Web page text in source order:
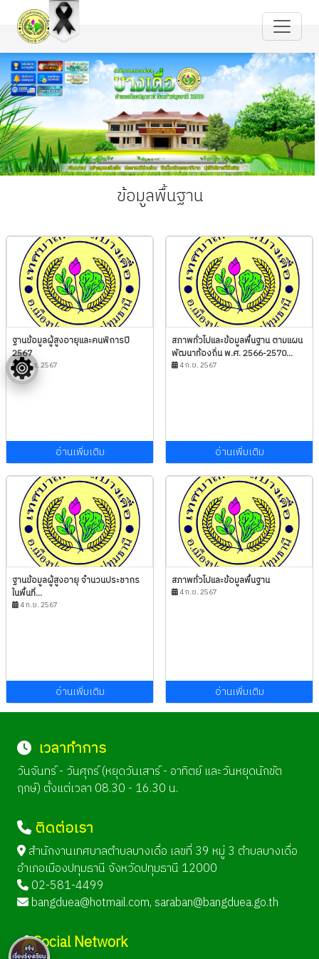
ข้อมูลพื้นฐาน
ฐานข้อมูลผู้สูงอายุและคนพิการปี
2567
4 ก.ย. 2567
อ่านเพิ่มเติม
สภาพทั่วไปและข้อมูลพื้นฐาน ตามแผน
พัฒนาท้องถิ่น พ.ศ. 2566-2570...
4 ก.ย. 2567
อ่านเพิ่มเติม
ฐานข้อมูลผู้สูงอายุ จำนวนประชากร
ในพื้นที่...
4 ก.ย. 2567
อ่านเพิ่มเติม
สภาพทั่วไปและข้อมูลพื้นฐาน
4 ก.ย. 2567
อ่านเพิ่มเติม
เวลาทำการ
วันจันทร์ - วันศุกร์ (หยุดวันเสาร์ - อาทิตย์ และวันหยุดนักขัต
ฤกษ์) ตั้งแต่เวลา 08.30 - 16.30 น.
ติดต่อเรา
สำนักงานเทศบาลตำบลบางเดื่อ เลขที่ 39 หมู่ 3 ตำบลบางเดื่อ
อำเภอเมืองปทุมธานี จังหวัดปทุมธานี 12000
02-581-4499
bangduea@hotmail.com, saraban@bangduea.go.th
Social Network